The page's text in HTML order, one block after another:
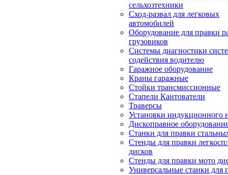
сельхозтехники
Сход-развал для легковых
автомобилей
Оборудование для правки
грузовиков
Системы диагностики
содействия водителю
Гаражное оборудование
Краны гаражные
Стойки трансмиссионные
Стапели Кантователи
Траверсы
Установки индукционного
Дископравное
Станки для правки
Стенды для правки
дисков
Стенды для правки мото
Универсальные станки для